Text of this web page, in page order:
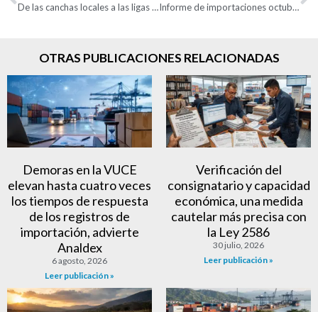
De las canchas locales a las ligas globales: Colombia se posiciona como potencia exportadora de futbolistas Informe de importaciones octubre 2025
OTRAS PUBLICACIONES RELACIONADAS
Demoras en la VUCE
elevan hasta cuatro veces
los tiempos de respuesta
de los registros de
importación, advierte
Analdex
6 agosto, 2026
Leer publicación »
Verificación del
consignatario y capacidad
económica, una medida
cautelar más precisa con
la Ley 2586
30 julio, 2026
Leer publicación »